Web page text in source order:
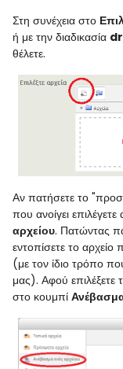
Στη συνέχεια στο
ή με την διαδικασία
θέλετε.
Αν πατήσετε το
που ανοίγει
αρχείου. Πατώντας
εντοπίσετε το
(με τον ίδιο τρόπο
μας). Αφού επιλέξετε
στο κουμπί